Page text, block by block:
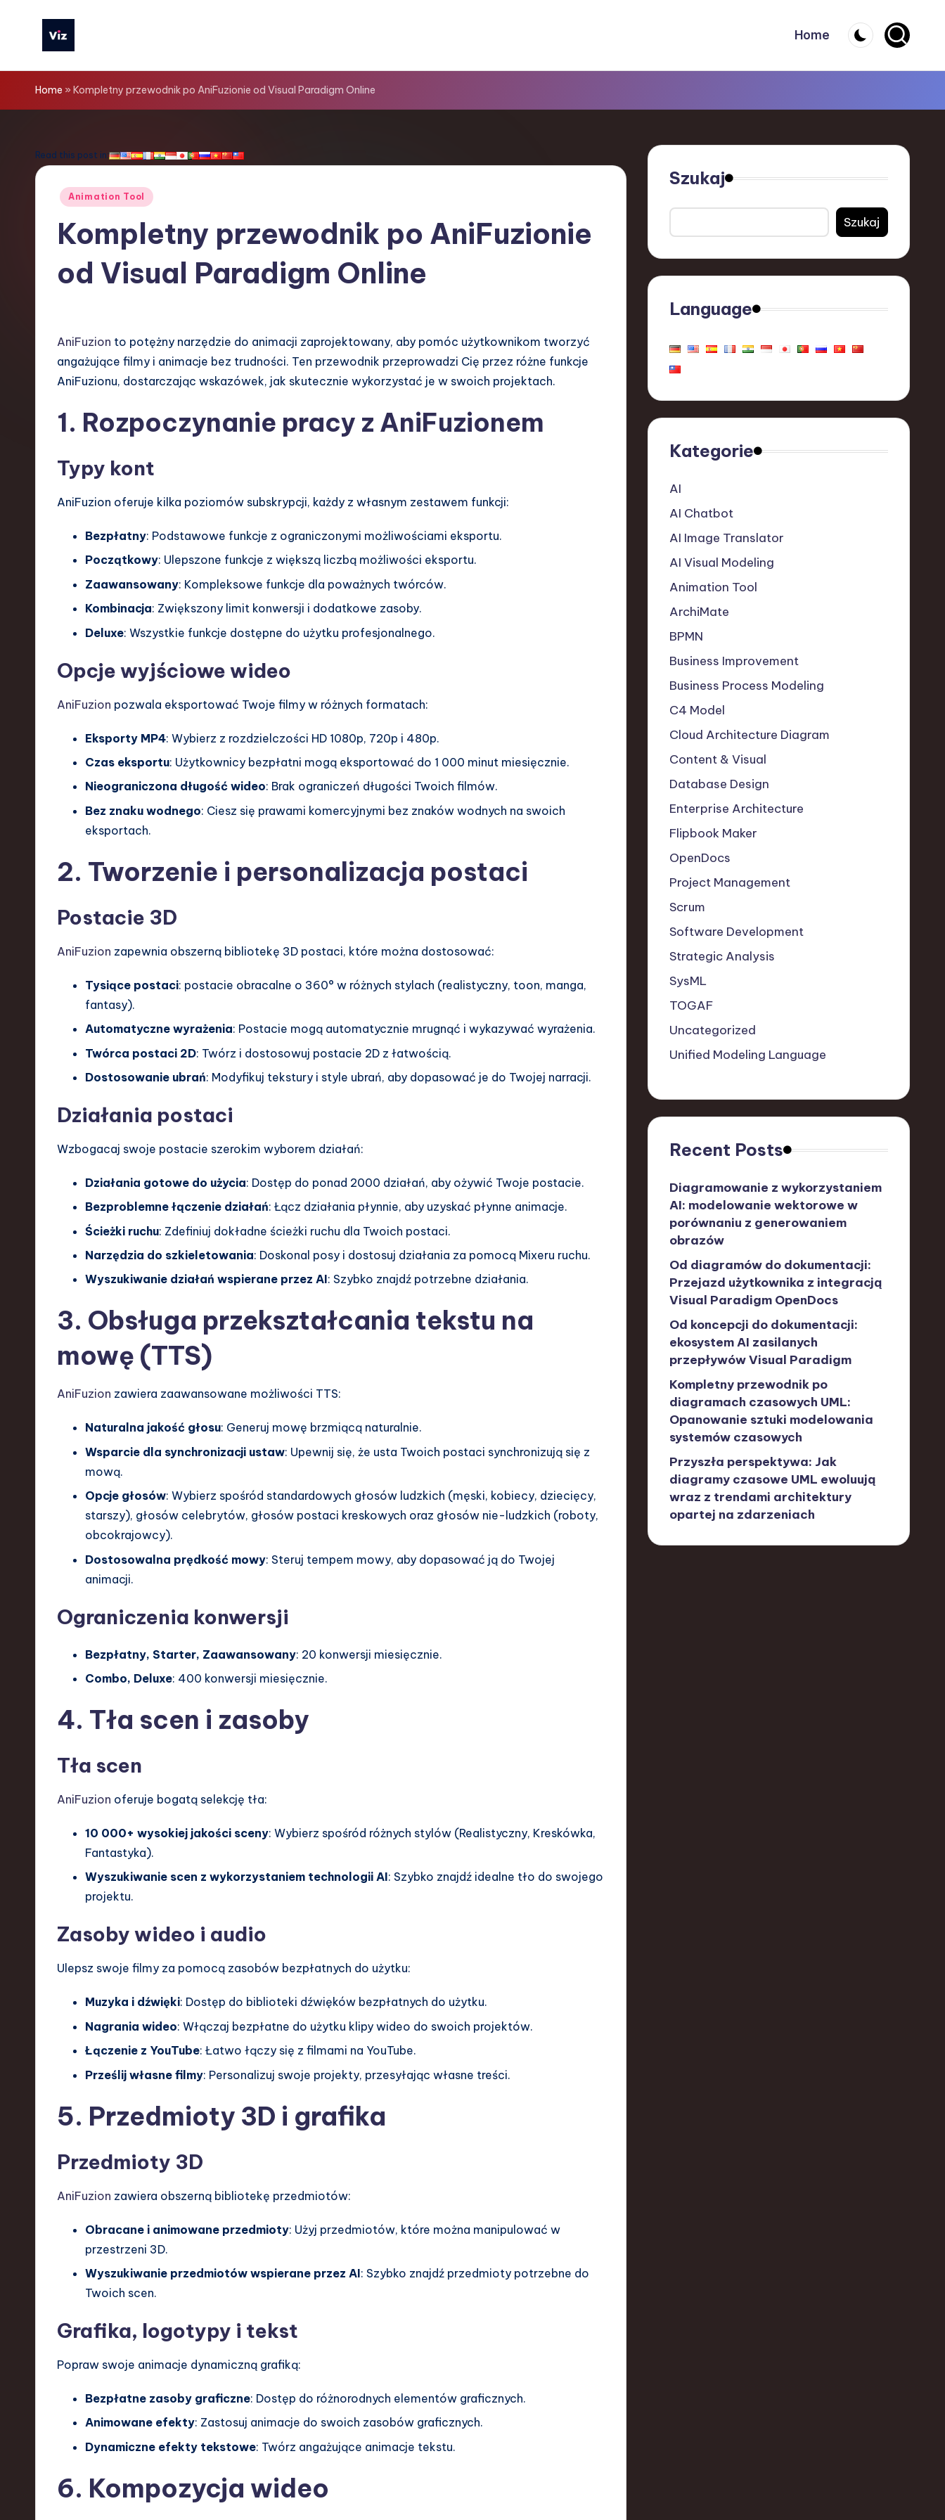
V
iz
o
w
Home
Home » Kompletny przewodnik po AniFuzionie od Visual Paradigm Online
Read this post in:
Posted
Animation Tool
Kompletny przewodnik po AniFuzionie
od Visual Paradigm Online
AniFuzion to potężny narzędzie do animacji zaprojektowany, aby pomóc użytkownikom tworzyć
angażujące filmy i animacje bez trudności. Ten przewodnik przeprowadzi Cię przez różne funkcje
AniFuzionu, dostarczając wskazówek, jak skutecznie wykorzystać je w swoich projektach.
1. Rozpoczynanie pracy z AniFuzionem
Typy kont
AniFuzion oferuje kilka poziomów subskrypcji, każdy z własnym zestawem funkcji:
Bezpłatny: Podstawowe funkcje z ograniczonymi możliwościami eksportu.
Początkowy: Ulepszone funkcje z większą liczbą możliwości eksportu.
Zaawansowany: Kompleksowe funkcje dla poważnych twórców.
Kombinacja: Zwiększony limit konwersji i dodatkowe zasoby.
Deluxe: Wszystkie funkcje dostępne do użytku profesjonalnego.
Opcje wyjściowe wideo
AniFuzion pozwala eksportować Twoje filmy w różnych formatach:
Eksporty MP4: Wybierz z rozdzielczości HD 1080p, 720p i 480p.
Czas eksportu: Użytkownicy bezpłatni mogą eksportować do 1 000 minut miesięcznie.
Nieograniczona długość wideo: Brak ograniczeń długości Twoich filmów.
Bez znaku wodnego: Ciesz się prawami komercyjnymi bez znaków wodnych na swoich
eksportach.
2. Tworzenie i personalizacja postaci
Postacie 3D
AniFuzion zapewnia obszerną bibliotekę 3D postaci, które można dostosować:
Tysiące postaci: postacie obracalne o 360° w różnych stylach (realistyczny, toon, manga,
fantasy).
Automatyczne wyrażenia: Postacie mogą automatycznie mrugnąć i wykazywać wyrażenia.
Twórca postaci 2D: Twórz i dostosowuj postacie 2D z łatwością.
Dostosowanie ubrań: Modyfikuj tekstury i style ubrań, aby dopasować je do Twojej narracji.
Działania postaci
Wzbogacaj swoje postacie szerokim wyborem działań:
Działania gotowe do użycia: Dostęp do ponad 2000 działań, aby ożywić Twoje postacie.
Bezproblemne łączenie działań: Łącz działania płynnie, aby uzyskać płynne animacje.
Ścieżki ruchu: Zdefiniuj dokładne ścieżki ruchu dla Twoich postaci.
Narzędzia do szkieletowania: Doskonal posy i dostosuj działania za pomocą Mixeru ruchu.
Wyszukiwanie działań wspierane przez AI: Szybko znajdź potrzebne działania.
3. Obsługa przekształcania tekstu na
mowę (TTS)
AniFuzion zawiera zaawansowane możliwości TTS:
Naturalna jakość głosu: Generuj mowę brzmiącą naturalnie.
Wsparcie dla synchronizacji ustaw: Upewnij się, że usta Twoich postaci synchronizują się z
mową.
Opcje głosów: Wybierz spośród standardowych głosów ludzkich (męski, kobiecy, dziecięcy,
starszy), głosów celebrytów, głosów postaci kreskowych oraz głosów nie-ludzkich (roboty,
obcokrajowcy).
Dostosowalna prędkość mowy: Steruj tempem mowy, aby dopasować ją do Twojej
animacji.
Ograniczenia konwersji
Bezpłatny, Starter, Zaawansowany: 20 konwersji miesięcznie.
Combo, Deluxe: 400 konwersji miesięcznie.
4. Tła scen i zasoby
Tła scen
AniFuzion oferuje bogatą selekcję tła:
10 000+ wysokiej jakości sceny: Wybierz spośród różnych stylów (Realistyczny, Kreskówka,
Fantastyka).
Wyszukiwanie scen z wykorzystaniem technologii AI: Szybko znajdź idealne tło do swojego
projektu.
Zasoby wideo i audio
Ulepsz swoje filmy za pomocą zasobów bezpłatnych do użytku:
Muzyka i dźwięki: Dostęp do biblioteki dźwięków bezpłatnych do użytku.
Nagrania wideo: Włączaj bezpłatne do użytku klipy wideo do swoich projektów.
Łączenie z YouTube: Łatwo łączy się z filmami na YouTube.
Prześlij własne filmy: Personalizuj swoje projekty, przesyłając własne treści.
5. Przedmioty 3D i grafika
Przedmioty 3D
AniFuzion zawiera obszerną bibliotekę przedmiotów:
Obracane i animowane przedmioty: Użyj przedmiotów, które można manipulować w
przestrzeni 3D.
Wyszukiwanie przedmiotów wspierane przez AI: Szybko znajdź przedmioty potrzebne do
Twoich scen.
Grafika, logotypy i tekst
Popraw swoje animacje dynamiczną grafiką:
Bezpłatne zasoby graficzne: Dostęp do różnorodnych elementów graficznych.
Animowane efekty: Zastosuj animacje do swoich zasobów graficznych.
Dynamiczne efekty tekstowe: Twórz angażujące animacje tekstu.
6. Kompozycja wideo
Szukaj
Szukaj
Language
Kategorie
AI
AI Chatbot
AI Image Translator
AI Visual Modeling
Animation Tool
ArchiMate
BPMN
Business Improvement
Business Process Modeling
C4 Model
Cloud Architecture Diagram
Content & Visual
Database Design
Enterprise Architecture
Flipbook Maker
OpenDocs
Project Management
Scrum
Software Development
Strategic Analysis
SysML
TOGAF
Uncategorized
Unified Modeling Language
Recent Posts
Diagramowanie z wykorzystaniem
AI: modelowanie wektorowe w
porównaniu z generowaniem
obrazów
Od diagramów do dokumentacji:
Przejazd użytkownika z integracją
Visual Paradigm OpenDocs
Od koncepcji do dokumentacji:
ekosystem AI zasilanych
przepływów Visual Paradigm
Kompletny przewodnik po
diagramach czasowych UML:
Opanowanie sztuki modelowania
systemów czasowych
Przyszła perspektywa: Jak
diagramy czasowe UML ewoluują
wraz z trendami architektury
opartej na zdarzeniach